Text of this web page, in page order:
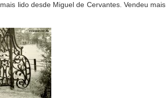
lido desde Miguel de Cervantes. Vendeu mais